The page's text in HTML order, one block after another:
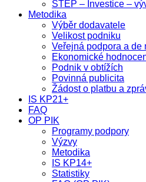
STEP – Investice –
Metodika
Výběr dodavatele
Velikost podniku
Veřejná podpora a de
Ekonomické
Podnik v obtížích
Povinná publicita
Žádost o platbu a
IS KP21+
FAQ
OP PIK
Programy podpory
Výzvy
Metodika
IS KP14+
Statistiky